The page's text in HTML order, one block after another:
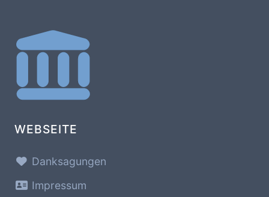
WEBSEITE
Danksagungen
Impressum